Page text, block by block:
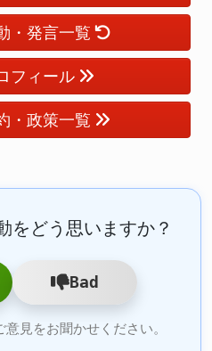
・発言一覧
フィール
・政策一覧
をどう思いますか？
Bad
見をお聞かせください。